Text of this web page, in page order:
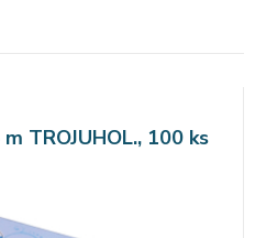
TROJUHOL., 100 ks